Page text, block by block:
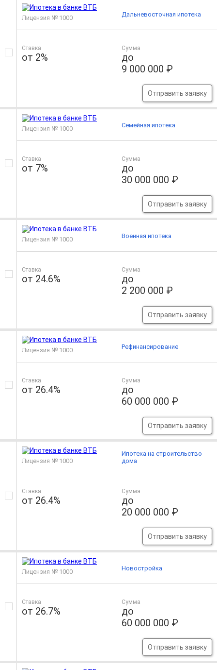
Лицензия № 1000
Ставка
от 2%
Сумма
до
9 000 000 ₽
Отправить заявку
Дальневосточная ипотека
Лицензия № 1000
Ставка
от 7%
Сумма
до
30 000 000 ₽
Отправить заявку
Семейная ипотека
Лицензия № 1000
Ставка
от 24.6%
Сумма
до
2 200 000 ₽
Отправить заявку
Военная ипотека
Лицензия № 1000
Ставка
от 26.4%
Сумма
до
60 000 000 ₽
Отправить заявку
Рефинансирование
Лицензия № 1000
Ставка
от 26.4%
Сумма
до
20 000 000 ₽
Отправить заявку
Ипотека на строительство
дома
Лицензия № 1000
Ставка
от 26.7%
Сумма
до
60 000 000 ₽
Отправить заявку
Новостройка